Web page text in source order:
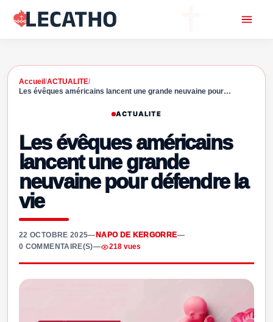
Accueil /ACTUALITE/
Les évêques américains lancent une grande neuvaine pour…
ACTUALITE
Les évêques américains
lancent une grande
neuvaine pour défendre la
vie
22 OCTOBRE 2025— NAPO DE KERGORRE—
0 COMMENTAIRE(S)— 218 vues